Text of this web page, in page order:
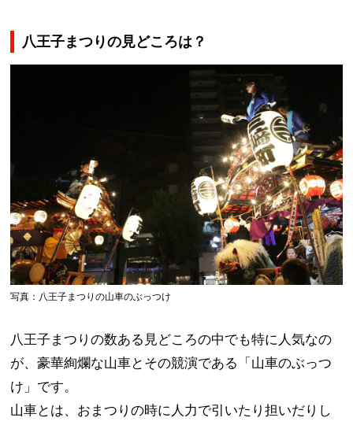
八王子まつりの見どころは？
写真：八王子まつりの山車のぶっつけ
八王子まつりの数ある見どころの中でも特に人気なの
が、豪華絢爛な山車とその競演である「山車のぶっつ
け」です。
山車とは、おまつりの時に人力で引いたり担いだりし